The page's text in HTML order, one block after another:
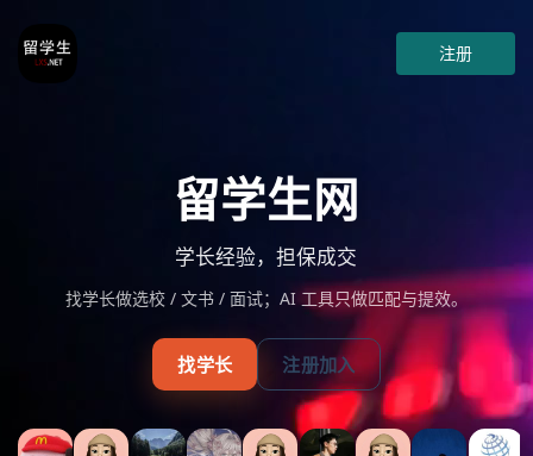
注册
留学生网
学长经验，担保成交
找学长做选校 / 文书 / 面试；AI 工具只做匹配与提效。
找学长 注册加入